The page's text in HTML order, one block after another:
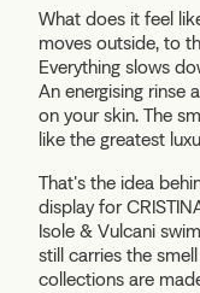
What does it feel
moves outside, to
Everything slows
An energising rinse
on your skin. The
like the greatest
That's the idea
display for
Isole & Vulcani
still carries the
collections are